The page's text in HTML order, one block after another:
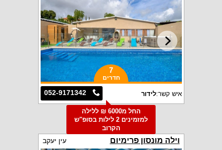
7
חדרים
052-9171342 איש קשר:לידור
החל מ6000 ₪ ללילה
למזמינים 2 לילות בסופ"ש
הקרוב
וילה מונסון פרימיום עין יעקב